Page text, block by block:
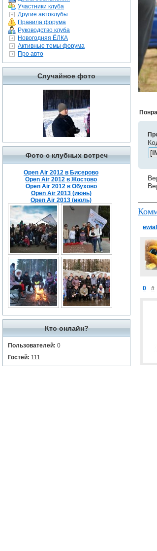
Участники клуба
Другие автоклубы
Правила форума
Руководство клуба
Новогодняя ЁЛКА
Активные темы форума
Про авто
Случайное фото
Фото с клубных встреч
Open Air 2012 в Бисерово
Open Air 2012 в Жостово
Open Air 2012 в Обухово
Open Air 2013 (июнь)
Open Air 2013 (июль)
Кто онлайн?
Пользователей: 0
Гостей: 111
ewial
0 #